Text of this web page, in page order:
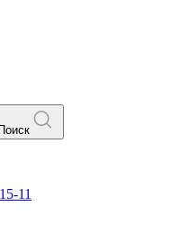
Поиск
11